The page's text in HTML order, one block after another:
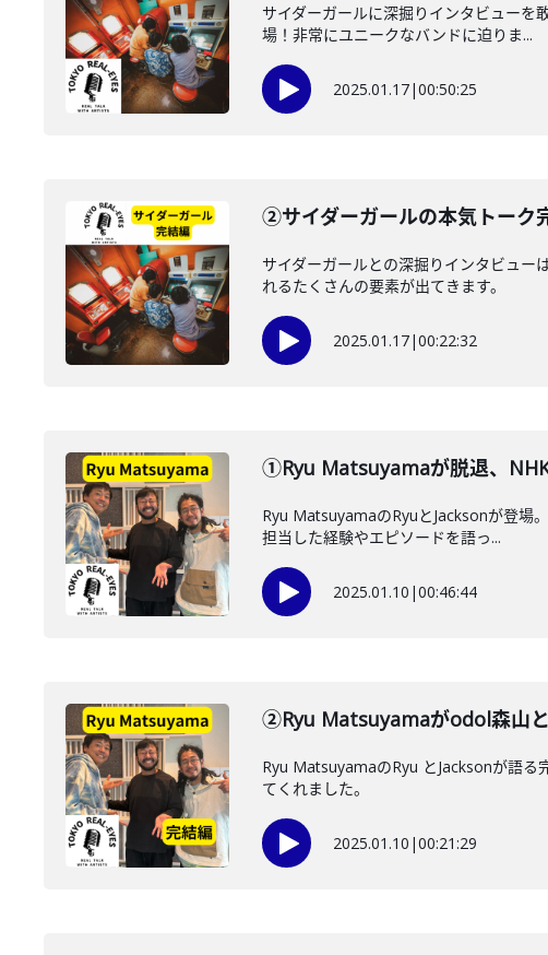
サイダーガールに深掘りインタビューを
場！非常にユニークなバンドに迫りま...
2025.01.17|00:50:25
②サイダーガールの本気トーク
サイダーガールとの深掘りインタビュー
れるたくさんの要素が出てきます。
2025.01.17|00:22:32
①Ryu Matsuyamaが脱退、
Ryu MatsuyamaのRyuとJacksonが登場
担当した経験やエピソードを語っ...
2025.01.10 |00:46:44
②Ryu Matsuyamaがodol森山
Ryu MatsuyamaのRyu とJacksonが語る
てくれました。
2025.01.10 |00:21:29